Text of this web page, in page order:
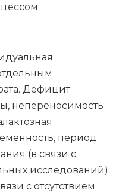
Дефицит
непереносимость
период
(в связи с
исследований).
с отсутствием